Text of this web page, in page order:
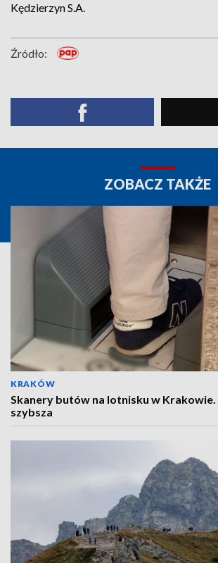
Kędzierzyn S.A.
Źródło:
ZOBACZ TAKŻE
KRAKÓW
Skanery butów na lotnisku w
szybsza